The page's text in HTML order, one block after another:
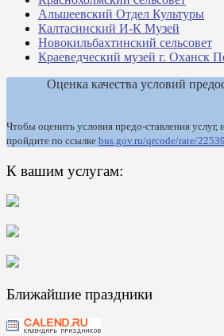
Альшеевский Отдел Культуры
Калтасинский И-К Музей
Новокильбахтинский сельсовет
Краеведческий музей г. Оханск
Оценка качества условий
Чтобы оценить условия предо-ставления услуг,
пройдите по ссылке bus.gov.ru/qrcode/rate/
К вашим услугам:
Ближайшие праздники